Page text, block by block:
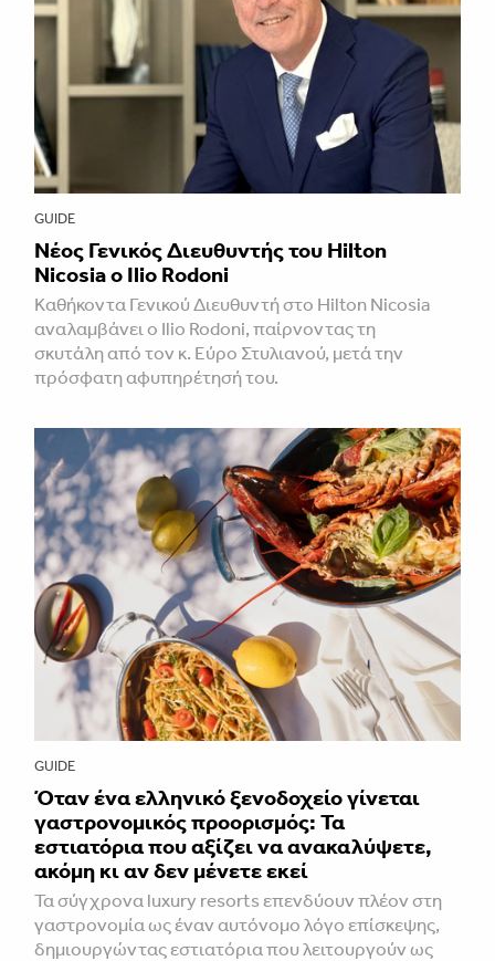
GUIDE
Νέος Γενικός Διευθυντής του Hilton
Nicosia ο Ilio Rodoni
Καθήκοντα Γενικού Διευθυντή στο Hilton Nicosia
αναλαμβάνει ο Ilio Rodoni, παίρνοντας τη
σκυτάλη από τον κ. Εύρο Στυλιανού, μετά την
πρόσφατη αφυπηρέτησή του.
GUIDE
Όταν ένα ελληνικό ξενοδοχείο γίνεται
γαστρονομικός προορισμός: Τα
εστιατόρια που αξίζει να ανακαλύψετε,
ακόμη κι αν δεν μένετε εκεί
Τα σύγχρονα luxury resorts επενδύουν πλέον στη
γαστρονομία ως έναν αυτόνομο λόγο επίσκεψης,
δημιουργώντας εστιατόρια που λειτουργούν ως